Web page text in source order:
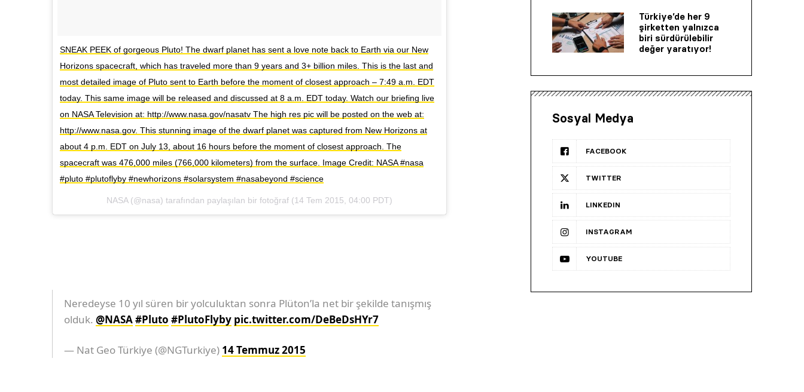
SNEAK PEEK of gorgeous Pluto! The dwarf planet has sent a love note back to Earth via our New
Horizons spacecraft, which has traveled more than 9 years and 3+ billion miles. This is the last and
most detailed image of Pluto sent to Earth before the moment of closest approach – 7:49 a.m. EDT
today. This same image will be released and discussed at 8 a.m. EDT today. Watch our briefing live
on NASA Television at: http://www.nasa.gov/nasatv The high res pic will be posted on the web at:
http://www.nasa.gov. This stunning image of the dwarf planet was captured from New Horizons at
about 4 p.m. EDT on July 13, about 16 hours before the moment of closest approach. The
spacecraft was 476,000 miles (766,000 kilometers) from the surface. Image Credit: NASA #nasa
#pluto #plutoflyby #newhorizons #solarsystem #nasabeyond #science
NASA (@nasa) tarafından paylaşılan bir fotoğraf (14 Tem 2015, 04:00 PDT)
Neredeyse 10 yıl süren bir yolculuktan sonra Plüton’la net bir şekilde tanışmış
olduk.@NASA#Pluto #PlutoFlyby pic.twitter.com/DeBeDsHYr7
— Nat Geo Türkiye (@NGTurkiye) 14 Temmuz 2015
Türkiye’de her 9
şirketten yalnızca
biri sürdürülebilir
değer yaratıyor!
Sosyal Medya
FACEBOOK
TWITTER
LINKEDIN
INSTAGRAM
YOUTUBE